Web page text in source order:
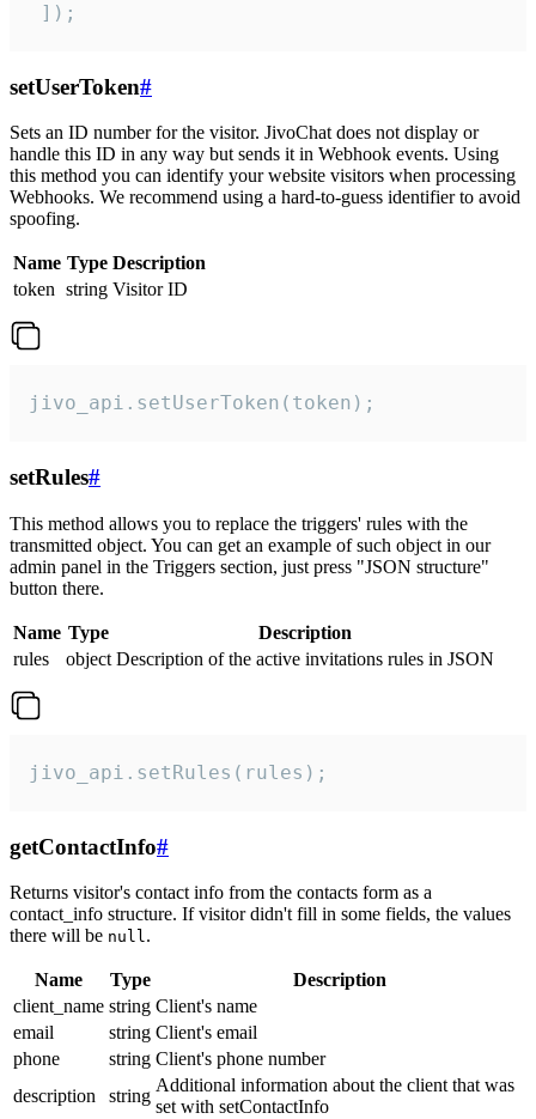
]);
setUserToken#
Sets an ID number for the visitor. JivoChat does not display or
handle this ID in any way but sends it in Webhook events. Using
this method you can identify your website visitors when processing
Webhooks. We recommend using a hard-to-guess identifier to avoid
spoofing.
Name Type Description
token string Visitor ID
jivo_api.setUserToken(token);
setRules#
This method allows you to replace the triggers' rules with the
transmitted object. You can get an example of such object in our
admin panel in the Triggers section, just press "JSON structure"
button there.
Name Type
Description
rules
object Description of the active invitations rules in JSON
jivo_api.setRules(rules);
getContactInfo#
Returns visitor's contact info from the contacts form as a
contact_info structure. If visitor didn't fill in some fields, the values
there will be null.
Name Type
Description
client_name string Client's name
email
string Client's email
phone
string Client's phone number
description
string
Additional information about the client that was
set with setContactInfo